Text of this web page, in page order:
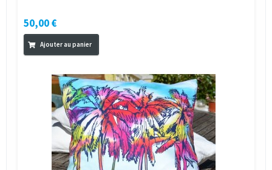
50,00 €
Ajouter au panier